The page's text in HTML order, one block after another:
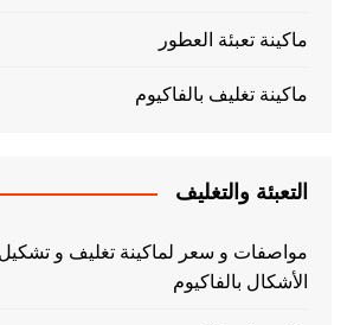
ماكينة تعبئة العطور
ماكينة تغليف بالفاكيوم
التعبئة والتغليف
مواصفات و سعر لماكينة تغليف و
الأشكال بالفاكيوم